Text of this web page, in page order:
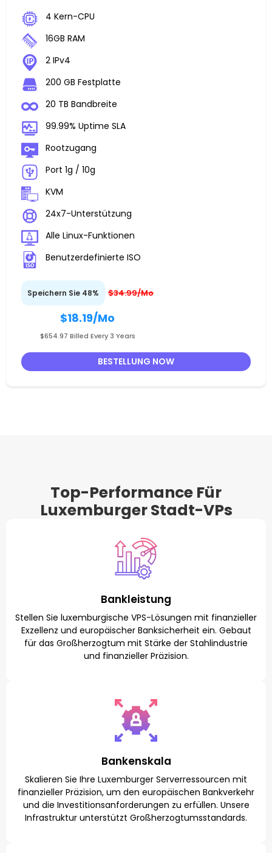
4 Kern-CPU
16GB RAM
2 IPv4
200 GB Festplatte
20 TB Bandbreite
99.99% Uptime SLA
Rootzugang
Port 1g / 10g
KVM
24x7-Unterstützung
Alle Linux-Funktionen
Benutzerdefinierte ISO
Speichern Sie 48% $34.99/Mo
$18.19/Mo
$654.97 Billed Every 3 Years
BESTELLUNG NOW
Top-Performance Für
Luxemburger Stadt-VPs
Bankleistung
Stellen Sie luxemburgische VPS-Lösungen mit finanzieller
Exzellenz und europäischer Banksicherheit ein. Gebaut
für das Großherzogtum mit Stärke der Stahlindustrie
und finanzieller Präzision.
Bankenskala
Skalieren Sie Ihre Luxemburger Serverressourcen mit
finanzieller Präzision, um den europäischen Bankverkehr
und die Investitionsanforderungen zu erfüllen. Unsere
Infrastruktur unterstützt Großherzogtumsstandards.